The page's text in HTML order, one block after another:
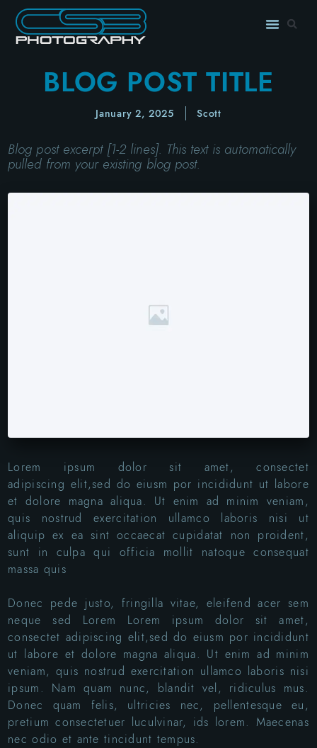
BLOG POST TITLE
January 2, 2025 Scott
Blog post excerpt [1-2 lines]. This text is automatically
pulled from your existing blog post.
Lorem ipsum dolor sit amet, consectet
adipiscing elit,sed do eiusm por incididunt ut labore
et dolore magna aliqua. Ut enim ad minim veniam,
quis nostrud exercitation ullamco laboris nisi ut
aliquip ex ea sint occaecat cupidatat non proident,
sunt in culpa qui officia mollit natoque consequat
massa quis
Donec pede justo, fringilla vitae, eleifend acer sem
neque sed Lorem Lorem ipsum dolor sit amet,
consectet adipiscing elit,sed do eiusm por incididunt
ut labore et dolore magna aliqua. Ut enim ad minim
veniam, quis nostrud exercitation ullamco laboris nisi
ipsum. Nam quam nunc, blandit vel, ridiculus mus.
Donec quam felis, ultricies nec, pellentesque eu,
pretium consectetuer luculvinar, ids lorem. Maecenas
nec odio et ante tincidunt tempus.